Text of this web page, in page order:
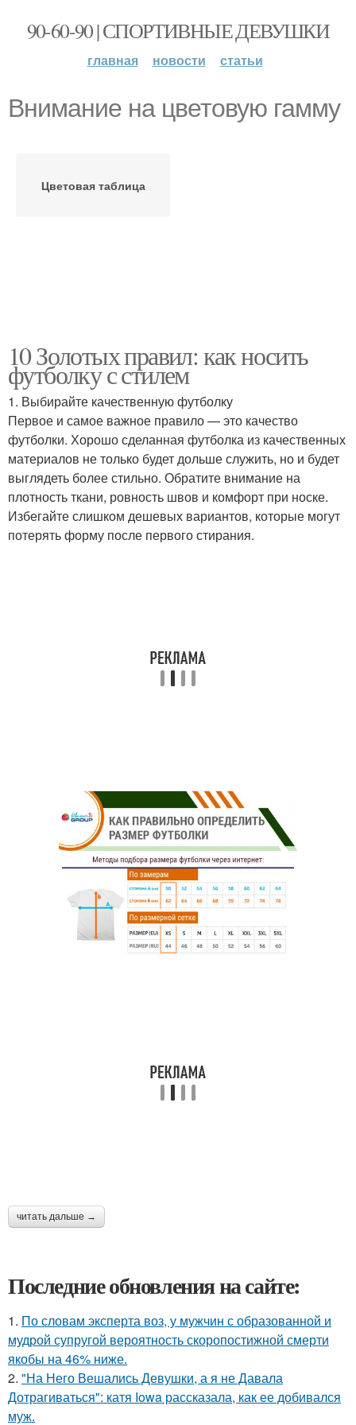
90-60-90 | СПОРТИВНЫЕ ДЕВУШКИ
главная новости статьи
Внимание на цветовую гамму
Цветовая таблица
10 Золотых правил: как носить
футболку с стилем
1. Выбирайте качественную футболку
Первое и самое важное правило — это качество
футболки. Хорошо сделанная футболка из качественных
материалов не только будет дольше служить, но и будет
выглядеть более стильно. Обратите внимание на
плотность ткани, ровность швов и комфорт при носке.
Избегайте слишком дешевых вариантов, которые могут
потерять форму после первого стирания.
читать дальше →
Последние обновления на сайте:
1. По словам эксперта воз, у мужчин с образованной и
мудрой супругой вероятность скоропостижной смерти
якобы на 46% ниже.
2. "На Него Вешались Девушки, а я не Давала
Дотрагиваться": катя Iowa рассказала, как ее добивался
муж.